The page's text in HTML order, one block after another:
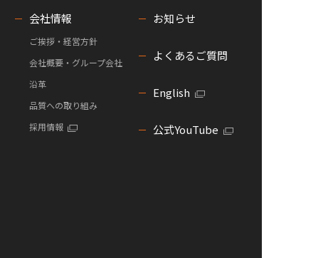
会社情報
ご挨拶・経営方針
会社概要・グループ会社
沿革
品質への取り組み
採用情報
お知らせ
よくあるご質問
English
公式YouTube